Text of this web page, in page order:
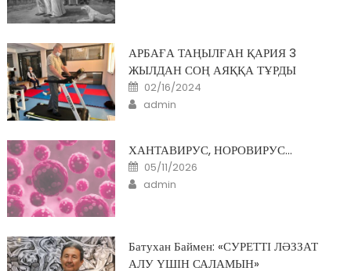
АРБАҒА ТАҢЫЛҒАН ҚАРИЯ 3
ЖЫЛДАН СОҢ АЯҚҚА ТҰРДЫ
Posted
on
02/16/2024
Author
admin
ХАНТАВИРУС, НОРОВИРУС…
Posted
on
05/11/2026
Author
admin
Батухан Баймен: «СУРЕТТІ ЛӘЗЗАТ
АЛУ ҮШІН САЛАМЫН»